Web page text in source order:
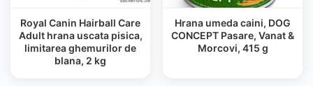
Royal Canin Hairball Care
Adult hrana uscata pisica,
limitarea ghemurilor de
blana, 2 kg
Hrana umeda caini, DOG
CONCEPT Pasare, Vanat &
Morcovi, 415 g